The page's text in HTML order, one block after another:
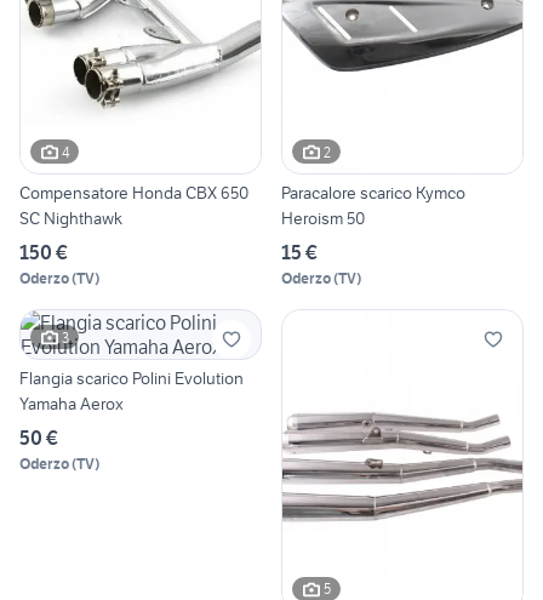
4
Compensatore Honda CBX 650
SC Nighthawk
150 €
Oderzo(TV)
2
Paracalore scarico Kymco
Heroism 50
15 €
Oderzo(TV)
3
Flangia scarico Polini Evolution
Yamaha Aerox
50 €
Oderzo(TV)
5